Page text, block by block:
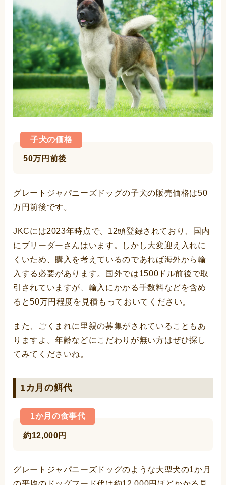
子犬の価格
50万円前後
グレートジャパニーズドッグの子犬の販売価格は50
万円前後です。
JKCには2023年時点で、12頭登録されており、国内
にブリーダーさんはいます。しかし大変迎え入れに
くいため、購入を考えているのであれば海外から輸
入する必要があります。国外では1500ドル前後で取
引されていますが、輸入にかかる手数料などを含め
ると50万円程度を見積もっておいてください。
また、ごくまれに里親の募集がされていることもあ
りますよ。年齢などにこだわりが無い方はぜひ探し
てみてくださいね。
1カ月の餌代
1か月の食事代
約12,000円
グレートジャパニーズドッグのような大型犬の1か月